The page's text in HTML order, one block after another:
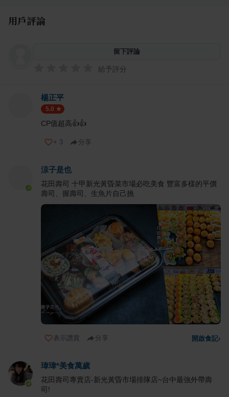
用戶評論
留下評論
給予評分
楊正平
5.0
CP值超高👍👍
+ 3 分享
涼子是也
花田壽司 十甲新光黃昏菜市場必吃美食 豐富多樣的平價
壽司、握壽司、生魚片自己挑
表示讚賞 分享 開啟食記›
瑋瑋*美食萬歲
花田壽司專賣店-新光黃昏市場排隊店~台中最強外帶壽
司!